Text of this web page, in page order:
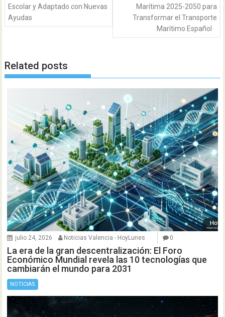
Escolar y Adaptado con Nuevas
Ayudas
Marítima 2025-2050 para
Transformar el Transporte
Marítimo Español
Related posts
julio 24, 2026 Noticias Valencia - HoyLunes 0
La era de la gran descentralización: El Foro
Económico Mundial revela las 10 tecnologías que
cambiarán el mundo para 2031
NOTICIAS